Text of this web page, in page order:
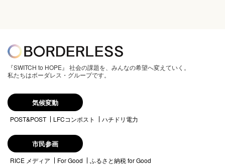
『SWITCH to HOPE』 社会の課題を、みんなの希望へ変えていく。
私たちはボーダレス・グループです。
気候変動
POST&POST LFCコンポスト ハチドリ電力
市民参画
RICE メディア For Good ふるさと納税 for Good